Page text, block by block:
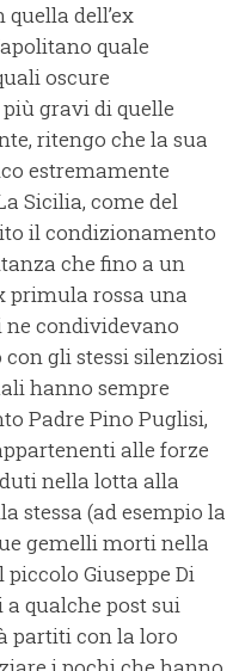
dell’ex
quale
oscure
gravi di quelle
ritengo che la sua
estremamente
Sicilia, come del
il condizionamento
che fino a un
primula rossa una
condividevano
gli stessi silenziosi
hanno sempre
Padre Pino Puglisi,
alle forze
nella lotta alla
stessa (ad esempio la
gemelli morti nella
Giuseppe Di
qualche post sui
partiti con la loro